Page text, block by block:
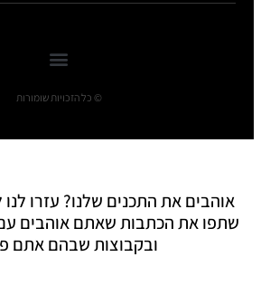
© כל הזכויות שומורות
אוהבים את התכנים שלנו? עזרו לנו
שתפו את הכתבות שאתם אוהבים עם
ובקבוצות שבהם אתם